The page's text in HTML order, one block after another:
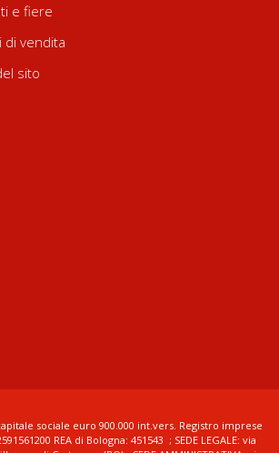
e fiere
di vendita
sito
capitale sociale euro 900.000 int.vers. Registro imprese
REA di Bologna: 451543 ; SEDE LEGALE: via